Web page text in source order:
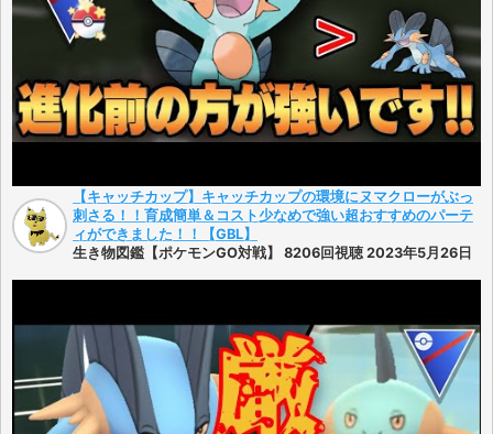
【キャッチカップ】キャッチカップの環境にヌマクローがぶっ
刺さる！！育成簡単＆コスト少なめで強い超おすすめのパーテ
ィができました！！【GBL】
生き物図鑑【ポケモンGO対戦】 8206回視聴 2023年5月26日